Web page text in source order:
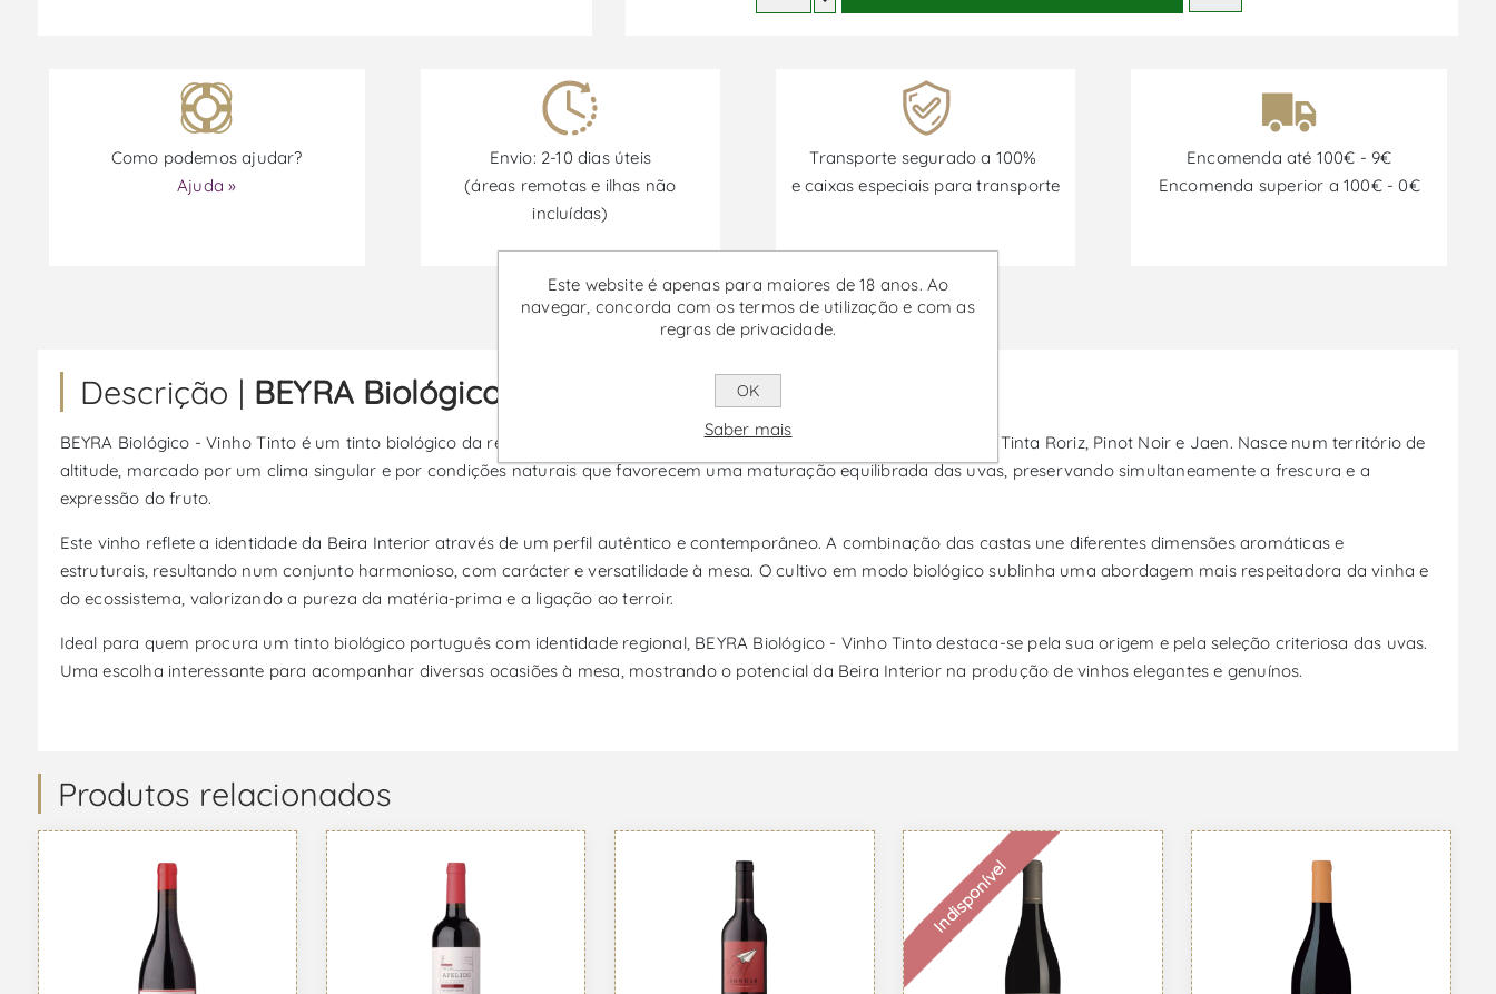
Como podemos ajudar?
Ajuda »
Envio: 2-10 dias úteis
(áreas remotas e ilhas não
incluídas)
Transporte segurado a 100%
e caixas especiais para transporte
Encomenda até 100€ - 9€
Encomenda superior a 100€ - 0€
Promoções disponíveis de 30/06/2026 a 30/09/2026
Descrição | BEYRA Biológico - Vinho Tinto
BEYRA Biológico - Vinho Tinto é um tinto biológico da região da Beira Interior, produzido por Beyra a partir das castas Tinta Roriz, Pinot Noir e Jaen. Nasce num território de
altitude, marcado por um clima singular e por condições naturais que favorecem uma maturação equilibrada das uvas, preservando simultaneamente a frescura e a
expressão do fruto.
Este vinho reflete a identidade da Beira Interior através de um perfil autêntico e contemporâneo. A combinação das castas une diferentes dimensões aromáticas e
estruturais, resultando num conjunto harmonioso, com carácter e versatilidade à mesa. O cultivo em modo biológico sublinha uma abordagem mais respeitadora da vinha e
do ecossistema, valorizando a pureza da matéria-prima e a ligação ao terroir.
Ideal para quem procura um tinto biológico português com identidade regional, BEYRA Biológico - Vinho Tinto destaca-se pela sua origem e pela seleção criteriosa das uvas.
Uma escolha interessante para acompanhar diversas ocasiões à mesa, mostrando o potencial da Beira Interior na produção de vinhos elegantes e genuínos.
Produtos relacionados
Indisponível
Este website é apenas para maiores de 18 anos. Ao
navegar, concorda com os termos de utilização e com as
regras de privacidade.
OK
Saber mais